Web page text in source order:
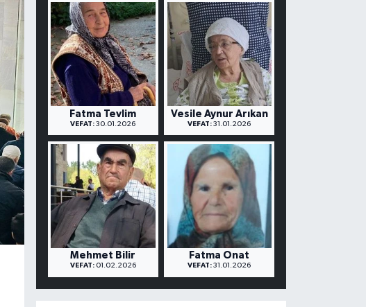
Fatma Tevlim
VEFAT: 30.01.2026
Vesile Aynur Arıkan
VEFAT: 31.01.2026
Mehmet Bilir
VEFAT:01.02.2026
Fatma Onat
VEFAT: 31.01.2026